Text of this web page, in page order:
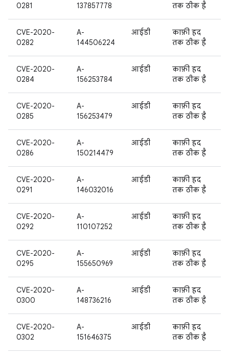
0281 137857778 तक ठीक है
CVE-2020-
0282
A-
144506224
आईडी
काफ़ी हद
तक ठीक है
CVE-2020-
0284
A-
156253784
आईडी
काफ़ी हद
तक ठीक है
CVE-2020-
0285
A-
156253479
आईडी
काफ़ी हद
तक ठीक है
CVE-2020-
0286
A-
150214479
आईडी
काफ़ी हद
तक ठीक है
CVE-2020-
0291
A-
146032016
आईडी
काफ़ी हद
तक ठीक है
CVE-2020-
0292
A-
110107252
आईडी
काफ़ी हद
तक ठीक है
CVE-2020-
0295
A-
155650969
आईडी
काफ़ी हद
तक ठीक है
CVE-2020-
0300
A-
148736216
आईडी
काफ़ी हद
तक ठीक है
CVE-2020-
0302
A-
151646375
आईडी
काफ़ी हद
तक ठीक है